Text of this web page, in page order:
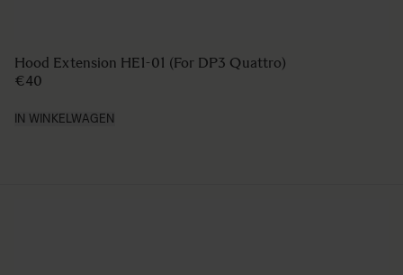
Hood Extension HE1-01 (For DP3 Quattro)
€40
IN WINKELWAGEN